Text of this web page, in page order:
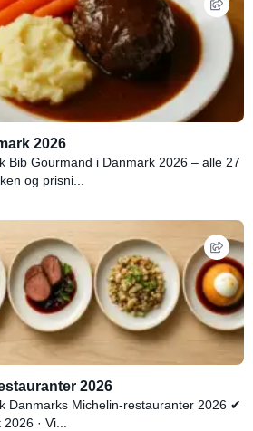
2026
Bib Gourmand i Danmark 2026 – alle 27
og prisni...
2026
Danmarks Michelin-restauranter 2026 ✔
· Vi...